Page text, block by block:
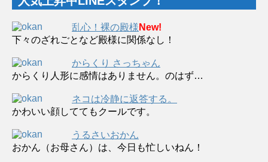
乱心！裸の殿様 New!
下々のざれごとなど殿様に関係なし！
からくり さっちゃん
からくり人形に感情はありません。のはず…
ネコは冷静に返答する。
かわいい顔しててもクールです。
うるさいおかん
おかん（お母さん）は、今日も忙しいねん！